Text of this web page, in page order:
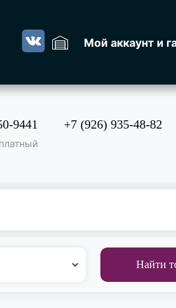
Мой аккаунт и
9441 +7 (926) 935-48-82
Найти